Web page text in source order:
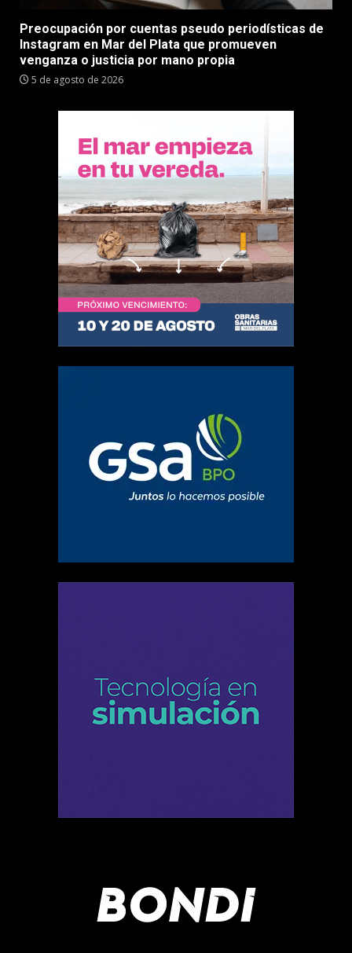
Preocupación por cuentas pseudo periodísticas de
Instagram en Mar del Plata que promueven
venganza o justicia por mano propia
5 de agosto de 2026